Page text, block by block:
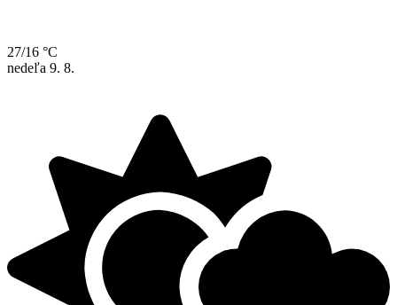
27/16 °C
nedeľa 9. 8.